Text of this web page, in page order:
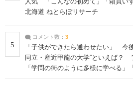
人気 「こんなの初めて」「箱買い
北海道 ねとらぼリサーチ
5
コメント数： 3
「子供ができたら通わせたい」 今
同立・産近甲龍の大学”といえば？
「学問の街のように多様に学べる」
| 大学 ねとらぼリサーチ